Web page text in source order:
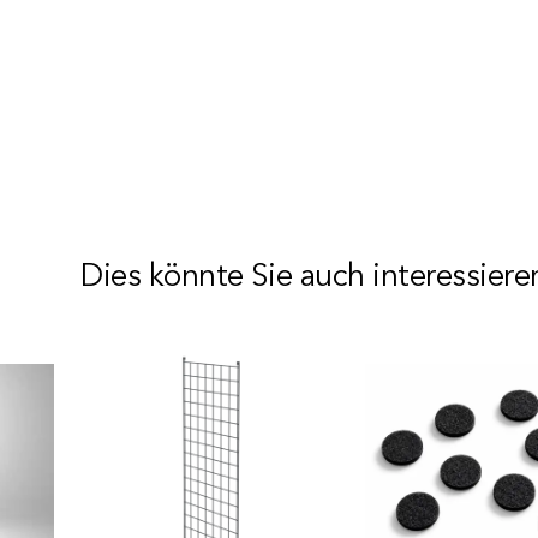
Dies könnte Sie auch